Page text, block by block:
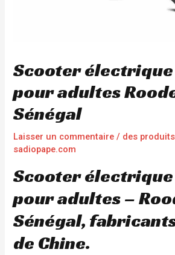
Scooter
pour adultes
Sénégal
Laisser un commentaire / des produits
sadiopape.com
Scooter
pour adultes –
Sénégal,
de Chine.